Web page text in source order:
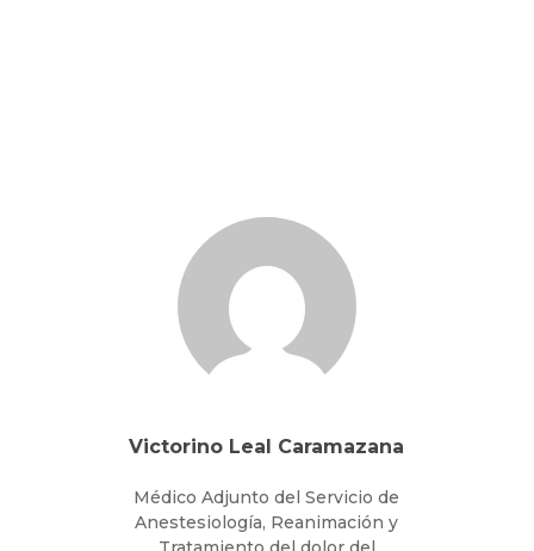
Victorino Leal Caramazana
Médico Adjunto del Servicio de
Anestesiología, Reanimación y